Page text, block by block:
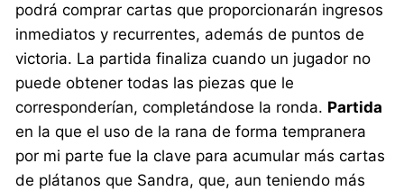
podrá comprar cartas que proporcionarán ingresos
inmediatos y recurrentes, además de puntos de
victoria. La partida finaliza cuando un jugador no
puede obtener todas las piezas que le
corresponderían, completándose la ronda. Partida
en la que el uso de la rana de forma tempranera
por mi parte fue la clave para acumular más cartas
de plátanos que Sandra, que, aun teniendo más